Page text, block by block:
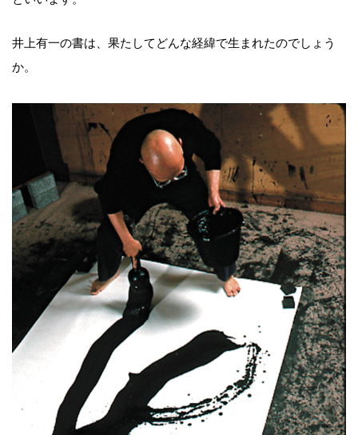
井上有一の書は、果たしてどんな経緯で生まれたのでしょう
か。